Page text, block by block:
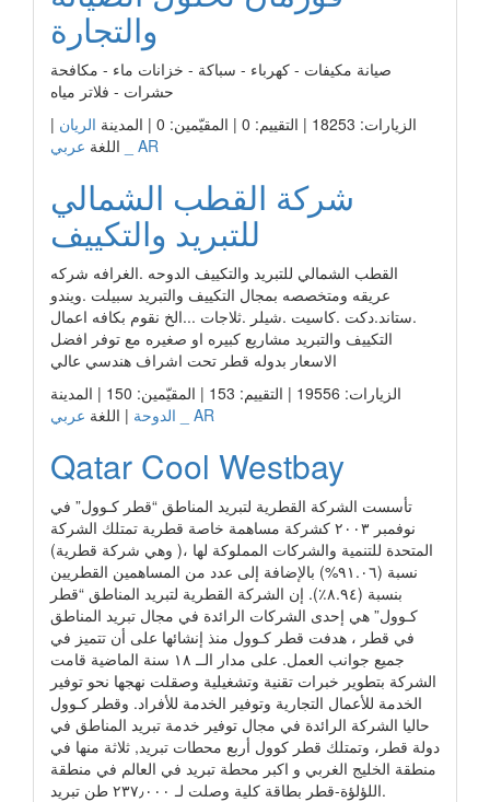
والتجارة
صيانة مكيفات - كهرباء - سباكة - خزانات ماء - مكافحة
حشرات - فلاتر مياه
الزيارات: 18253 | التقييم: 0 | المقيّمين: 0 | المدينة
الريان |
اللغة عربي _ AR
شركة القطب الشمالي
للتبريد والتكييف
القطب الشمالي للتبريد والتكييف الدوحه .الغرافه شركه
عريقه ومتخصصه بمجال التكييف والتبريد سبيلت .ويندو
.ستاند.دكت .كاسيت .شيلر .ثلاجات ...الخ نقوم بكافه اعمال
التكييف والتبريد مشاريع كبيره او صغيره مع توفر افضل
الاسعار بدوله قطر تحت اشراف هندسي عالي
الزيارات: 19556 | التقييم: 153 | المقيّمين: 150 | المدينة
الدوحة | اللغة عربي _ AR
Qatar Cool Westbay
تأسست الشركة القطرية لتبريد المناطق “قطر كـوول” في
نوفمبر ٢٠٠٣ كشركة مساهمة خاصة قطرية تمتلك الشركة
المتحدة للتنمية والشركات المملوكة لها ،( وهي شركة قطرية)
نسبة (٩١.٠٦%) بالإضافة إلى عدد من المساهمين القطريين
بنسبة (٨.٩٤٪). إن الشركة القطرية لتبريد المناطق “قطر
كـوول” هي إحدى الشركات الرائدة في مجال تبريد المناطق
في قطر ، هدفت قطر كـوول منذ إنشائها على أن تتميز في
جميع جوانب العمل. على مدار الــ ١٨ سنة الماضية قامت
الشركة بتطوير خبرات تقنية وتشغيلية وصقلت نهجها نحو توفير
الخدمة للأعمال التجارية وتوفير الخدمة للأفراد. وقطر كـوول
حاليا الشركة الرائدة في مجال توفير خدمة تبريد المناطق في
دولة قطر، وتمتلك قطر كوول أربع محطات تبريد, ثلاثة منها في
منطقة الخليج الغربي و اكبر محطة تبريد في العالم في منطقة
اللؤلؤة-قطر بطاقة كلية وصلت لـ ٢٣٧٫٠٠٠ طن تبريد.